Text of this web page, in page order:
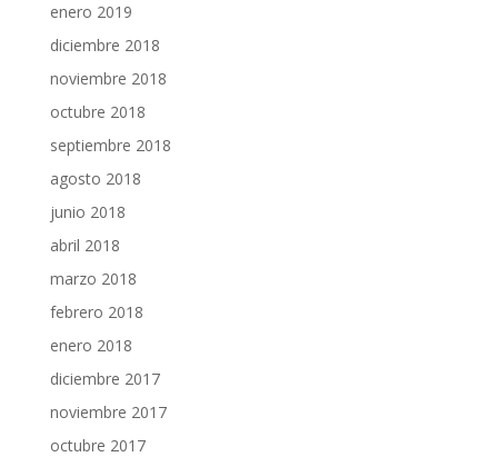
enero 2019
diciembre 2018
noviembre 2018
octubre 2018
septiembre 2018
agosto 2018
junio 2018
abril 2018
marzo 2018
febrero 2018
enero 2018
diciembre 2017
noviembre 2017
octubre 2017